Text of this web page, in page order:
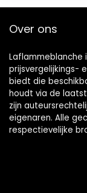
Over ons
Laflammeblanche
prijsvergelijkings-
biedt die
houdt via de
zijn
eigenaren. Alle
respectievelijke